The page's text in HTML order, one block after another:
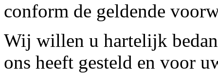
conform de geldende
Wij willen u hartelijk
ons heeft gesteld en voor